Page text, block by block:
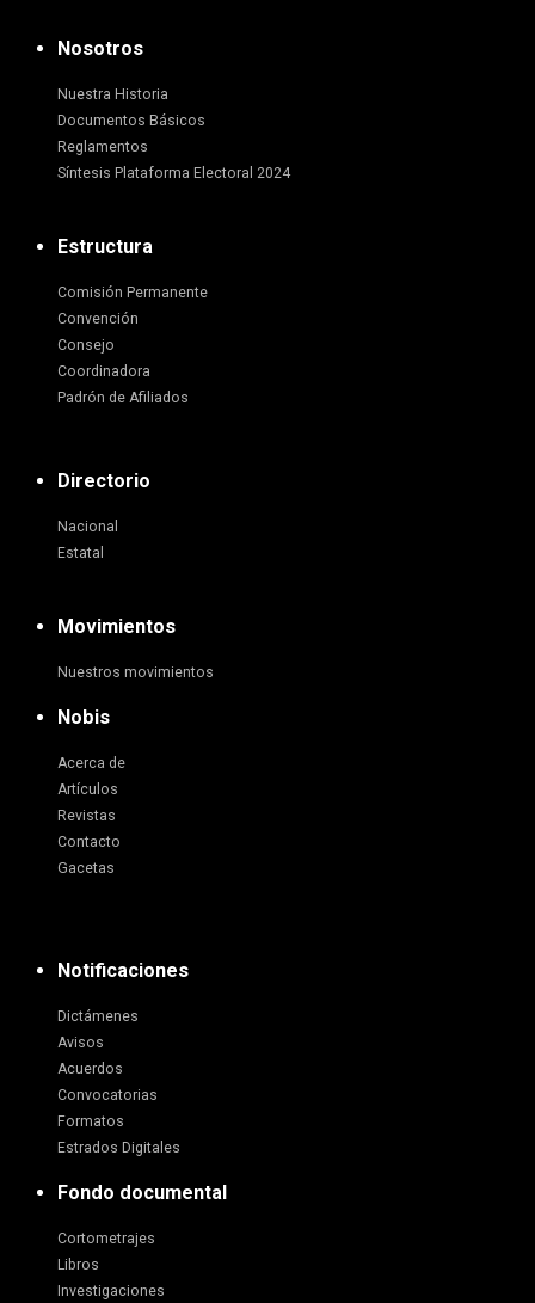
Nosotros
Nuestra Historia
Documentos Básicos
Reglamentos
Síntesis Plataforma Electoral 2024
Estructura
Comisión Permanente
Convención
Consejo
Coordinadora
Padrón de Afiliados
Directorio
Nacional
Estatal
Movimientos
Nuestros movimientos
Nobis
Acerca de
Artículos
Revistas
Contacto
Gacetas
Notificaciones
Dictámenes
Avisos
Acuerdos
Convocatorias
Formatos
Estrados Digitales
Fondo documental
Cortometrajes
Libros
Investigaciones